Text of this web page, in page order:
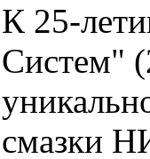
К 25-
Систем"
смазки